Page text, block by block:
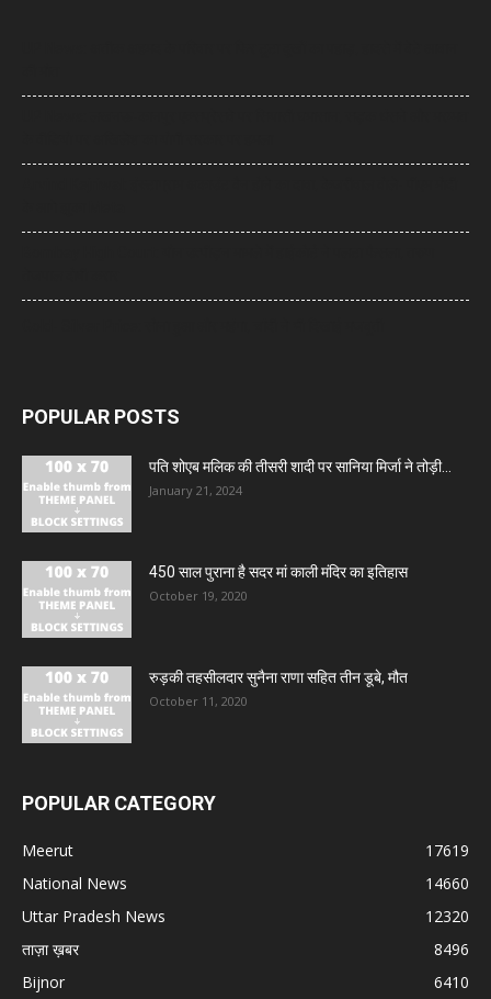
POPULAR POSTS
पति शोएब मलिक की तीसरी शादी पर सानिया मिर्जा ने तोड़ी...
January 21, 2024
450 साल पुराना है सदर मां काली मंदिर का इतिहास
October 19, 2020
रुड़की तहसीलदार सुनैना राणा सहित तीन डूबे, मौत
October 11, 2020
POPULAR CATEGORY
Meerut
17619
National News
14660
Uttar Pradesh News
12320
ताज़ा ख़बर
8496
Bijnor
6410